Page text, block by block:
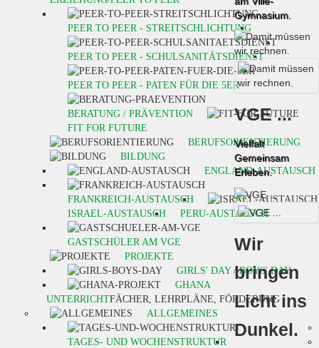
Gymnasium.
VGE ...
Vielfalt
Gemeinsam
Erleben.
Wir
bringen
Licht ins
Dunkel.
PEER TO PEER - STREITSCHLICHTUNG
PEER TO PEER - SCHULSANITÄTSDIENST
PEER TO PEER - PATEN FÜR DIE 5ER
BERATUNG / PRÄVENTION
FIT FOR FUTURE
BERUFSORIENTIERUNG
BILDUNG
ENGLAND-AUSTAUSCH
FRANKREICH-AUSTAUSCH
ISRAEL-AUSTAUSCH
PERU-AUSTAUSCH
GASTSCHÜLER AM VGE
PROJEKTE
GIRLS' DAY / BOYS' DAY
GHANA
UNTERRICHTFÄCHER, LEHRPLÄNE, FÖRDERUNG
ALLGEMEINES
TAGES- UND WOCHENSTRUKTUR